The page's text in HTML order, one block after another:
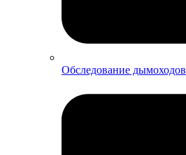
Обследование дымоходов